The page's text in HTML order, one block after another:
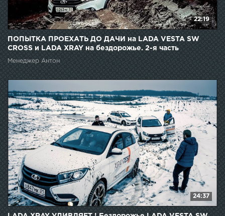
22:19
ПОПЫТКА ПРОЕХАТЬ ДО ДАЧИ на LADA VESTA SW
CROSS и LADA XRAY на бездорожье. 2-я часть
Менеджер Антон
24:37